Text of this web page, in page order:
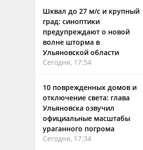
Шквал до 27 м/с и крупный
град: синоптики
предупреждают о новой
волне шторма в
Ульяновской области
Сегодня, 17:54
10 поврежденных домов и
отключение света: глава
Ульяновска озвучил
официальные масштабы
ураганного погрома
Сегодня, 17:34